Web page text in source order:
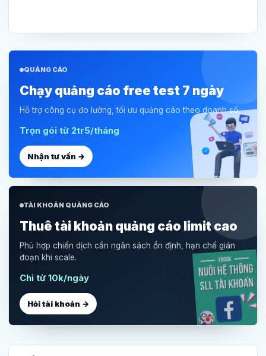
QUẢNG CÁO
Chạy quảng cáo free test 7 ngày
Hỗ trợ công cụ đo lường, tối ưu quảng cáo theo doanh số.
Trọn gói từ 2tr5/tháng
Nhận tư vấn →
TÀI KHOẢN QUẢNG CÁO
Thuê tài khoản quảng cáo limit cao
Phù hợp chiến dịch cần ngân sách ổn định, hạn chế gián
đoạn khi scale.
Chỉ từ 10k/ngày
Hỏi tài khoản →